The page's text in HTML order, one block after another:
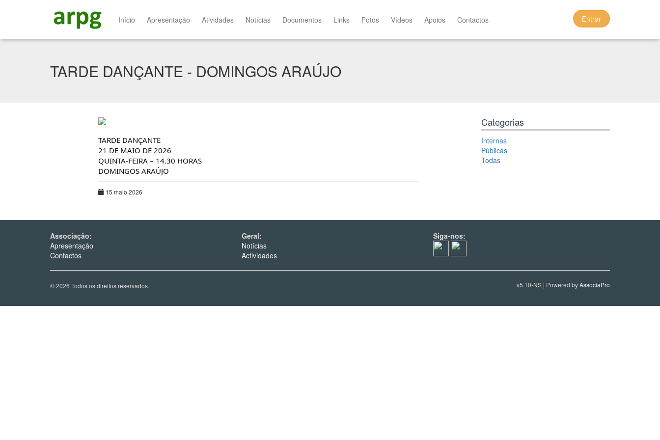
Início Apresentação Atividades Notícias Documentos Links Fotos Vídeos Apoios Contactos Entrar
TARDE DANÇANTE - DOMINGOS ARAÚJO
TARDE DANÇANTE
21 DE MAIO DE 2026
QUINTA-FEIRA – 14.30 HORAS
DOMINGOS ARAÚJO
15 maio 2026
Categorias
Internas
Públicas
Todas
Associação:
Apresentação
Contactos
Geral:
Notícias
Actividades
Siga-nos:
© 2026 Todos os direitos reservados. v5.10-NS | Powered byAssociaPro